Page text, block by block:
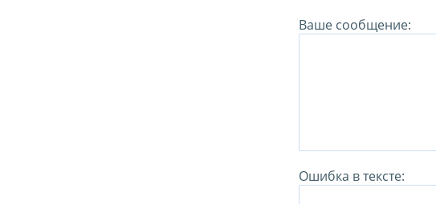
Ваше сообщение:
Ошибка в тексте: